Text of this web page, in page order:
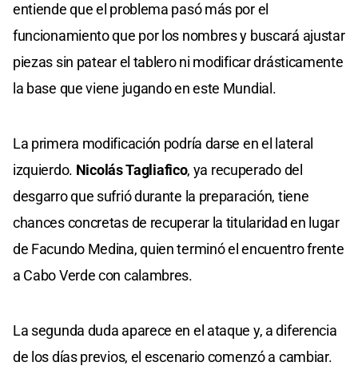
entiende que el problema pasó más por el
funcionamiento que por los nombres y buscará ajustar
piezas sin patear el tablero ni modificar drásticamente
la base que viene jugando en este Mundial.
La primera modificación podría darse en el lateral
izquierdo. Nicolás Tagliafico, ya recuperado del
desgarro que sufrió durante la preparación, tiene
chances concretas de recuperar la titularidad en lugar
de Facundo Medina, quien terminó el encuentro frente
a Cabo Verde con calambres.
La segunda duda aparece en el ataque y, a diferencia
de los días previos, el escenario comenzó a cambiar.